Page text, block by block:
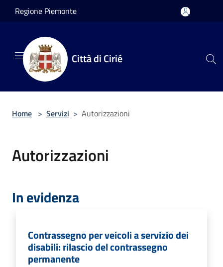
Salta al contenuto principale
Regione Piemonte
Città di Cirié
Home > Servizi > Autorizzazioni
Autorizzazioni
In evidenza
Contrassegno per veicoli a servizio dei
disabili: rilascio del contrassegno
permanente